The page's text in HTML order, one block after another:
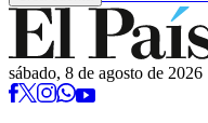
sábado, 8 de agosto de 2026